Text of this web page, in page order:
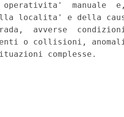
manuale
localita' e della
avverse
o collisioni,